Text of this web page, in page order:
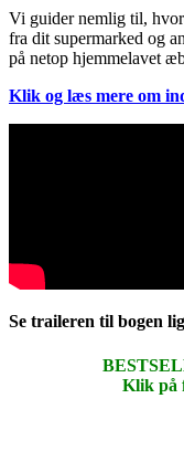
Vi guider nemlig til,
fra dit supermarked og
på netop hjemmelavet
Klik og læs mere om
Se traileren til bogen
Klik på